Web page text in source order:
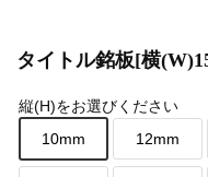
タイトル銘板[横
縦(H)をお選びください
10mm
12mm